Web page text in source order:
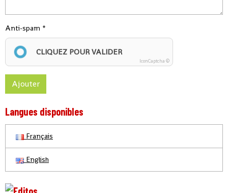
Anti-spam
CLIQUEZ POUR VALIDER
IconCaptcha ©
Ajouter
Langues disponibles
Français
English